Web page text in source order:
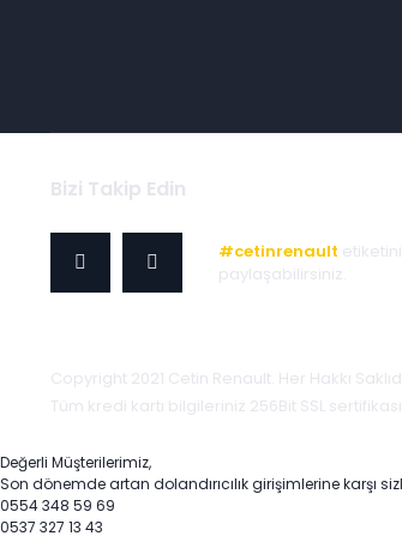
Bizi Takip Edin
#cetinrenault
paylaşabilirsiniz.
Copyright 2021 Cetin Renault. Her Hakkı
Tüm kredi kartı bilgileriniz 256Bit SSL
Değerli Müşterilerimiz,
Son dönemde artan dolandırıcılık girişimlerine karşı
0554 348 59 69
0537 327 13 43